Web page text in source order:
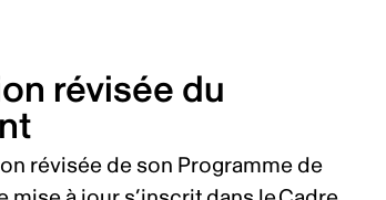
révisée du
révisée de son Programme de